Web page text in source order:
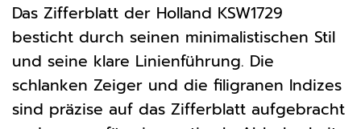
Das Zifferblatt der Holland KSW1729
besticht durch seinen minimalistischen Stil
und seine klare Linienführung. Die
schlanken Zeiger und die filigranen Indizes
sind präzise auf das Zifferblatt aufgebracht